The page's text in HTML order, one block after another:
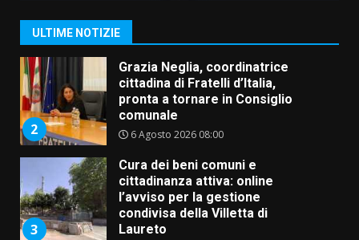
ULTIME NOTIZIE
1
2
Grazia Neglia, coordinatrice
cittadina di Fratelli d’Italia,
pronta a tornare in Consiglio
comunale
6 Agosto 2026 08:00
3
Cura dei beni comuni e
cittadinanza attiva: online
l’avviso per la gestione
condivisa della Villetta di
Laureto